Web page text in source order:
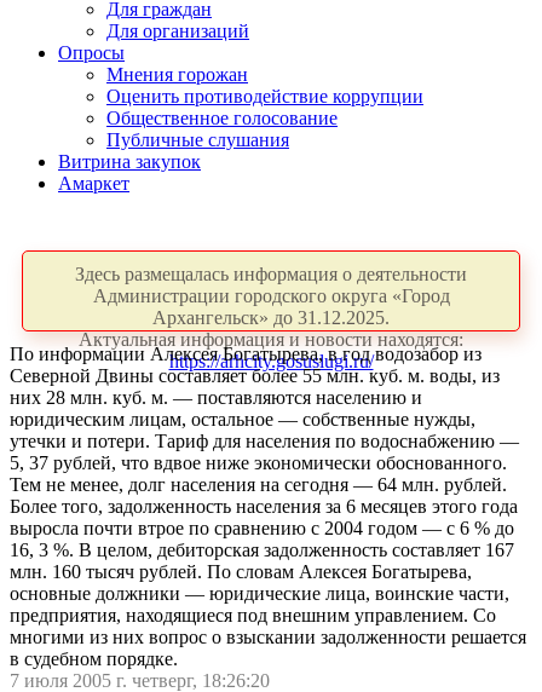
Для граждан
Для организаций
Опросы
Мнения горожан
Оценить противодействие коррупции
Общественное голосование
Публичные слушания
Витрина закупок
Амаркет
Здесь размещалась информация о деятельности
Администрации городского округа «Город
Архангельск» до 31.12.2025.
Актуальная информация и новости находятся:
https://arhcity.gosuslugi.ru/
По информации Алексея Богатырева, в год водозабор из
Северной Двины составляет более 55 млн. куб. м. воды, из
них 28 млн. куб. м. — поставляются населению и
юридическим лицам, остальное — собственные нужды,
утечки и потери. Тариф для населения по водоснабжению —
5, 37 рублей, что вдвое ниже экономически обоснованного.
Тем не менее, долг населения на сегодня — 64 млн. рублей.
Более того, задолженность населения за 6 месяцев этого года
выросла почти втрое по сравнению с 2004 годом — с 6 % до
16, 3 %. В целом, дебиторская задолженность составляет 167
млн. 160 тысяч рублей. По словам Алексея Богатырева,
основные должники — юридические лица, воинские части,
предприятия, находящиеся под внешним управлением. Со
многими из них вопрос о взыскании задолженности решается
в судебном порядке.
7 июля 2005 г. четверг, 18:26:20